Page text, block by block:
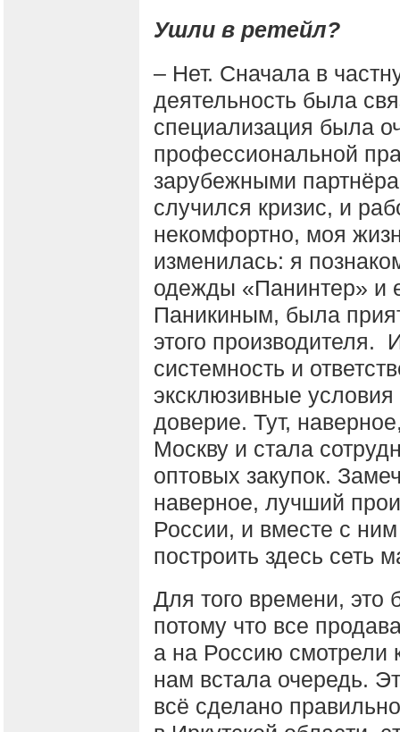
Ушли в ретейл?
– Нет. Сначала в
деятельность была
специализация была
профессиональной
зарубежными
случился кризис, и
некомфортно, моя
изменилась: я
одежды «Панинтер» и
Паникиным, была
этого
системность и
эксклюзивные
доверие. Тут,
Москву и стала
оптовых закупок.
наверное, лучший
России, и вместе с
построить здесь сеть
Для того времени,
потому что все
а на Россию смотрели
нам встала очередь.
всё сделано